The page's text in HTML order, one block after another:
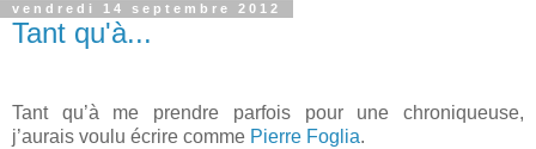
vendredi 14 septembre 2012
Tant qu'à...
Tant qu’à me prendre parfois pour une chroniqueuse,
j’aurais voulu écrire comme Pierre Foglia.